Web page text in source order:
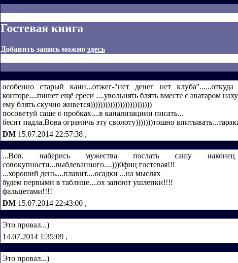
Гостевая книга
Добавить запись можно здесь
особенно старый каин...отжег-"нет денег нет
конторе....пишет ещё ереси ....увольнять блять вместе с аватаром
ему блять скучно живется)))))))))))))))))))))))))
посоветуй саше о пробках....в канализациии писать...
бесит падла.Вова ограничь эту сволоту)))))))тошно
DM 15.07.2014 22:57:38 ,
...Вов, наберись мужества послать сашу
совокупности...выблеванного....)))0фиц гостевая!!!
...хороший день....плавит....осадки ...на мыслях
будем первыми в таблице....ох запоют ушлепки!!!!
фальцетами!!!!
DM 15.07.2014 22:43:00 ,
Это провал...)
14.07.2014 1:35:09 ,
Это провал...)